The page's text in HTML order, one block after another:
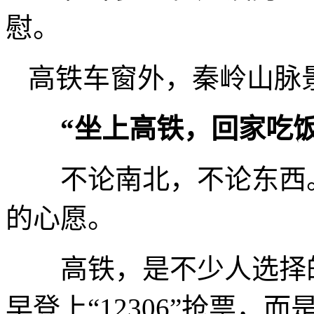
慰。
高铁车窗外，秦岭山脉
“坐上高铁，回家吃
不论南北，不论东西
的心愿。
高铁，是不少人选择